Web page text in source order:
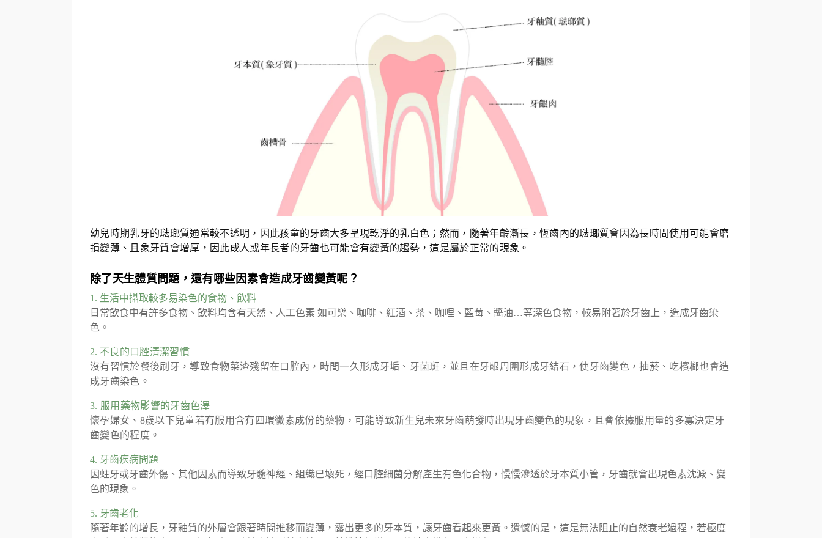
幼兒時期乳牙的琺瑯質通常較不透明，因此孩童的牙齒大多呈現乾淨的乳白色；然而，隨著年齡漸長，恆齒內的琺瑯質會因為長時間使用可能會磨
損變薄、且象牙質會增厚，因此成人或年長者的牙齒也可能會有變黃的趨勢，這是屬於正常的現象 。
除了天生體質問題，還有哪些因素會造成牙齒變黃呢？
1. 生活中攝取較多易染色的食物、飲料
日常飲食中有許多食物、飲料均含有天然、人工色素 如可樂、咖啡、紅酒、茶、咖哩、藍莓、醬油…等深色食物，較易附著於牙齒上，造成牙齒染
色。
2. 不良的口腔清潔習慣
沒有習慣於餐後刷牙，導致食物菜渣殘留在口腔內，時間一久形成牙垢、牙菌斑，並且在牙齦周圍形成牙結石，使牙齒變色，抽菸、吃檳榔也會造
成牙齒染色。
3. 服用藥物影響的牙齒色澤
懷孕婦女、8歲以下兒童若有服用含有四環黴素成份的藥物，可能導致新生兒未來牙齒萌發時出現牙齒變色的現象，且會依據服用量的多寡決定牙
齒變色的程度。
4. 牙齒疾病問題
因蛀牙或牙齒外傷、其他因素而導致牙髓神經、組織已壞死，經口腔細菌分解產生有色化合物，慢慢滲透於牙本質小管，牙齒就會出現色素沈澱、變
色的現象。
5. 牙齒老化
隨著年齡的增長，牙釉質的外層會跟著時間推移而變薄，露出更多的牙本質，讓牙齒看起來更黃。遺憾的是，這是無法阻止的自然衰老過程，若極度